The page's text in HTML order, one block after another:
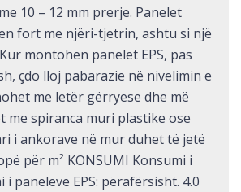
10 – 12 mm prerje. Panelet
fort me njëri-tjetrin, ashtu si një
montohen panelet EPS, pas
çdo lloj pabarazie në nivelimin e
me letër gërryese dhe më
me spiranca muri plastike ose
i ankorave në mur duhet të jetë
për m² KONSUMI Konsumi i
i paneleve EPS: përafërsisht. 4.0